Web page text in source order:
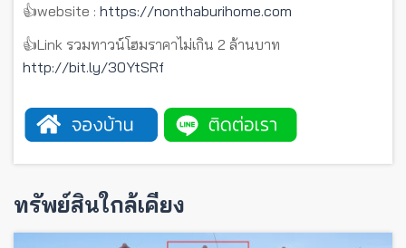
👍website : https://nonthaburihome.com
👍Link รวมทาวน์โฮมราคาไม่เกิน 2 ล้านบาท
http://bit.ly/30YtSRf
ทรัพย์สินใกล้เคียง